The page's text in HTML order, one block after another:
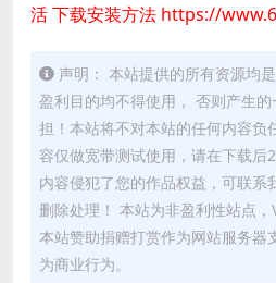
活 下载安装方法 https://
声明： 本站提供的所有资源均
盈利目的均不得使用， 否则产生
担！本站将不对本站的任何内容负
容仅做宽带测试使用，请在下载后
内容侵犯了您的作品权益，可联
删除处理！ 本站为非盈利性站点
本站赞助捐赠打赏作为网站服务器
为商业行为。